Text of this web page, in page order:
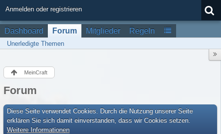
Anmelden oder registrieren
Dashboard Forum Mitglieder Regeln
Unerledigte Themen
MeinCraft
Forum
Diese Seite verwendet Cookies. Durch die Nutzung unserer Seite
erklären Sie sich damit einverstanden, dass wir Cookies setzen.
Weitere Informationen